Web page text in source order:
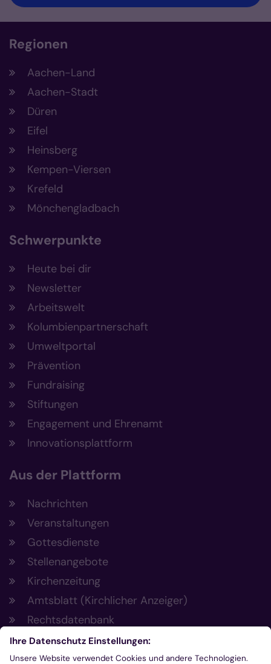
Regionen
Aachen-Land
Aachen-Stadt
Düren
Eifel
Heinsberg
Kempen-Viersen
Krefeld
Mönchengladbach
Schwerpunkte
Heute bei dir
Newsletter
Arbeitswelt
Kolumbienpartnerschaft
Umweltportal
Prävention
Fundraising
Stiftungen
Engagement und Ehrenamt
Innovationsplattform
Aus der Plattform
Nachrichten
Veranstaltungen
Gottesdienste
Stellenangebote
Kirchenzeitung
Amtsblatt (Kirchlicher Anzeiger)
Rechtsdatenbank
Meldestelle gemäß Hinweisgeberschutzgesetz